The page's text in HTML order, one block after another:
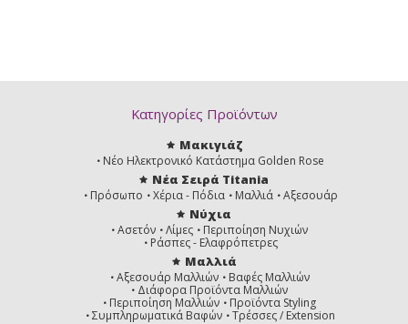
Κατηγορίες Προϊόντων
Μακιγιάζ
Νέο Ηλεκτρονικό Κατάστημα Golden Rose
Νέα Σειρά Titania
Πρόσωπο Χέρια - Πόδια Μαλλιά Αξεσουάρ
Νύχια
Ασετόν Λίμες
Περιποίηση Νυχιών
Ράσπες - Ελαφρόπετρες
Μαλλιά
Αξεσουάρ Μαλλιών
Βαφές Μαλλιών
Διάφορα Προϊόντα Μαλλιών
Περιποίηση Μαλλιών
Προϊόντα Styling
Συμπληρωματικά Βαφών
Τρέσσες / Extension